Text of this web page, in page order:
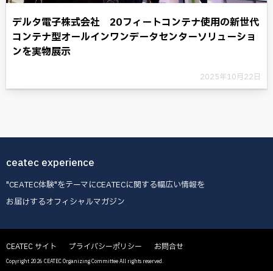
デルタ電子株式会社 20フィートコンテナ使用の新世代
コンテナ型オールインワンデータセンターソリューショ
ンを実物展示
2025年10月22日
ceatec experience
"CEATEC体験"をテーマにCEATECに関する幅広い情報を
お届けするオフィシャルマガジン
CEATEC サイト プライバシーポリシー お問合せ
Copyright 2026 CEATEC Organizing Committee All rights reserved.